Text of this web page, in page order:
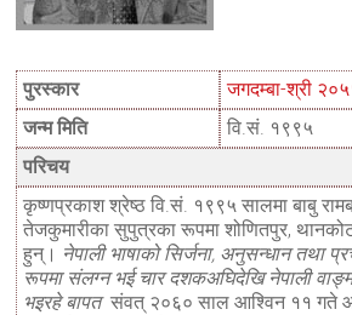
पुरस्कार
जगदम्बा-श्री
जन्म मिति
वि.सं. १९९५
परिचय
कृष्णप्रकाश श्रेष्ठ वि.सं. १९९५ सालमा बाबु
तेजकुमारीका सुपुत्रका रूपमा शोणितपुर,
हुन्। नेपाली भाषाको सिर्जना, अनुसन्धान तथा
रूपमा संलग्न भई चार दशकअघिदेखि नेपाली
भइरहे बापतसंवत् २०६० साल आश्विन ११ गते